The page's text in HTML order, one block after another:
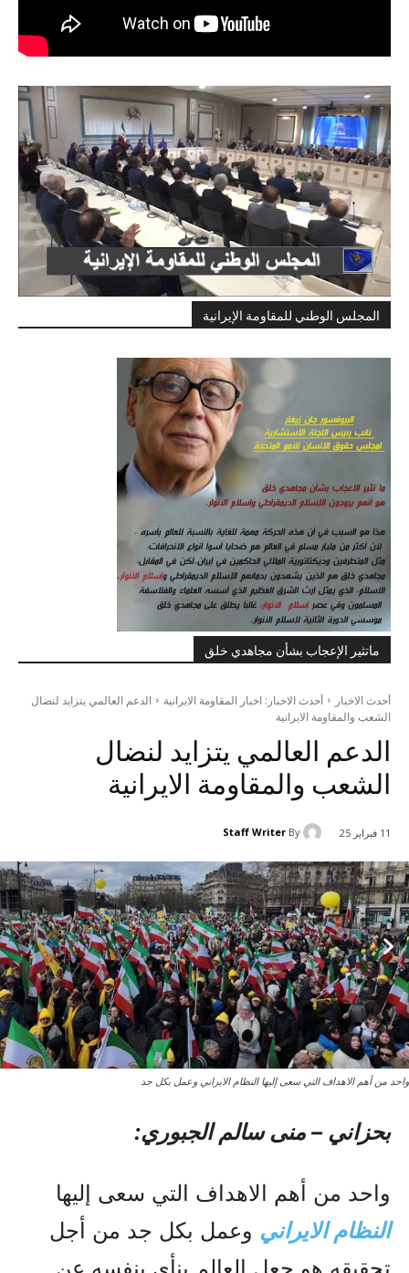
المجلس الوطني للمقاومة الإيرانية
ماتثير الإعجاب بشأن مجاهدي خلق
أحدث الاخبار أحدث الاخبار: اخبار المقاومة الايرانية
الدعم العالمي يتزايد لنضال
الشعب والمقاومة الايرانية
الدعم العالمي يتزايد لنضال
الشعب والمقاومة الايرانية
11 فبراير 25 By
Staff Writer
واحد من أهم الاهداف التي سعى إليها النظام الايراني وعمل بکل جد
بحزاني – منى سالم الجبوري:
واحد من أهم الاهداف التي سعى إليها
النظام الايراني وعمل بکل جد من أجل